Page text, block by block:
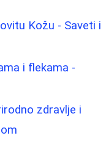
Kožu - Saveti i
i flekama -
zdravlje i